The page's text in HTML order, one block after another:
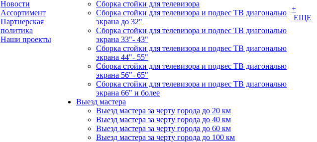
Новости
Ассортимент
Партнерская
политика
Наши проекты
Сборка стойки для телевизора
Сборка стойки для телевизора и подвес ТВ диагональю
экрана до 32"
Сборка стойки для телевизора и подвес ТВ диагональю
экрана 33"- 43"
Сборка стойки для телевизора и подвес ТВ диагональю
экрана 44"- 55"
Сборка стойки для телевизора и подвес ТВ диагональю
экрана 56"- 65"
Сборка стойки для телевизора и подвес ТВ диагональю
экрана 66" и более
Выезд мастера
Выезд мастера за черту города до 20 км
Выезд мастера за черту города до 40 км
Выезд мастера за черту города до 60 км
Выезд мастера за черту города до 100 км
+
ЕЩЕ